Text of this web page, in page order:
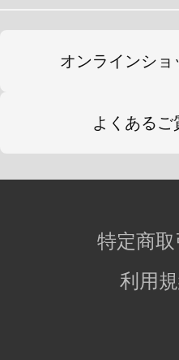
オンラインショ
よくあるご
特定商
利用